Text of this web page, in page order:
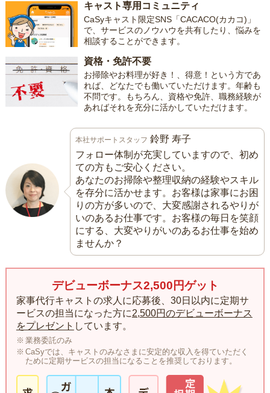
キャスト専用コミュニティ
CaSyキャスト限定SNS「CACACO(カカコ)」
で、サービスのノウハウを共有したり、悩みを
相談することができます。
資格・免許不要
お掃除やお料理が好き！、得意！という方であ
れば、どなたでも働いていただけます。年齢も
不問です。もちろん、資格や免許、職務経験が
あればそれを充分に活かしていただけます。
本社サポートスタッフ 鈴野 寿子
フォロー体制が充実していますので、初め
ての方もご安心ください。
あなたのお掃除や整理収納の経験やスキル
を存分に活かせます。お客様は家事にお困
りの方が多いので、大変感謝されるやりが
いのあるお仕事です。お客様の毎日を笑顔
にする、大変やりがいのあるお仕事を始め
ませんか？
デビューボーナス2,500円ゲット
家事代行キャストの求人に応募後、30日以内に定期サ
ービスの担当になった方に2,500円のデビューボーナス
をプレゼント しています。
業務委託のみ
CaSyでは、キャストのみなさまに安定的な収入を得ていただく
ために定期サービスの担当になることを推奨しております。